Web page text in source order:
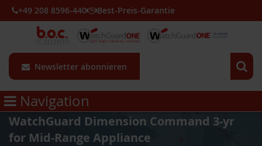
Newsletter abonnieren
+49 208 8596-440 Best-Preis-Garantie
Navigation
WatchGuard Dimension Command 3-yr
for Mid-Range Appliance